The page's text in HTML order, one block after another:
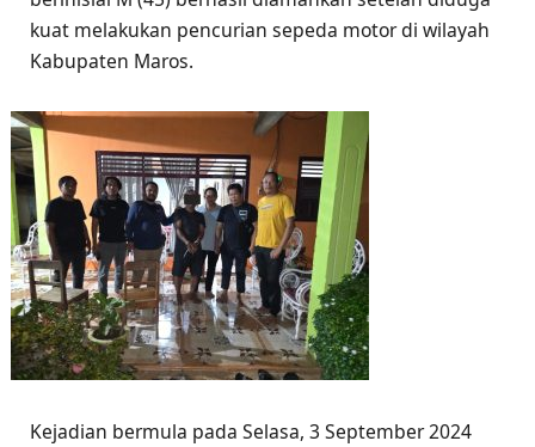
kuat melakukan pencurian sepeda motor di wilayah
Kabupaten Maros.
Kejadian bermula pada Selasa, 3 September 2024